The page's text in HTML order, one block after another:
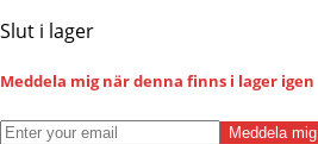
Slut i lager
Meddela mig när denna finns i lager igen
Meddela mig